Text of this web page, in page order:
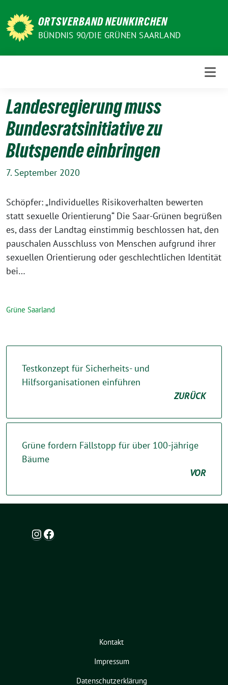
zum
Inhalt
ORTSVERBAND NEUNKIRCHEN
BÜNDNIS 90/DIE GRÜNEN SAARLAND
Landesregierung muss
Bundesratsinitiative zu
Blutspende einbringen
7. September 2020
Schöpfer: „Individuelles Risikoverhalten bewerten
statt sexuelle Orientierung“ Die Saar-Grünen begrüßen
es, dass der Landtag einstimmig beschlossen hat, den
pauschalen Ausschluss von Menschen aufgrund ihrer
sexuellen Orientierung oder geschlechtlichen Identität
bei…
Grüne Saarland
Testkonzept für Sicherheits- und
Hilfsorganisationen einführen
ZURÜCK
Grüne fordern Fällstopp für über 100-jährige
Bäume
VOR
Instagram
Facebook
Kontakt
Impressum
Datenschutzerklärung